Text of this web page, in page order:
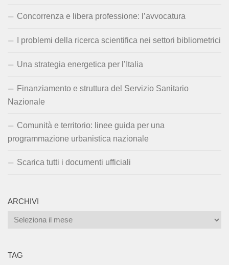
Concorrenza e libera professione: l’avvocatura
I problemi della ricerca scientifica nei settori bibliometrici
Una strategia energetica per l’Italia
Finanziamento e struttura del Servizio Sanitario
Nazionale
Comunità e territorio: linee guida per una
programmazione urbanistica nazionale
Scarica tutti i documenti ufficiali
ARCHIVI
Archivi
TAG